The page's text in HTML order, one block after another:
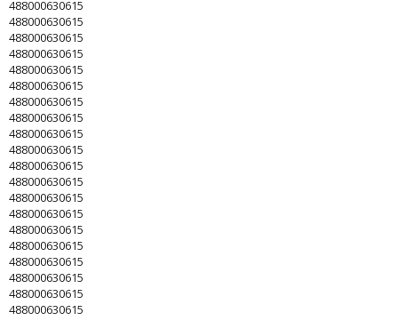
488000630615
488000630615
488000630615
488000630615
488000630615
488000630615
488000630615
488000630615
488000630615
488000630615
488000630615
488000630615
488000630615
488000630615
488000630615
488000630615
488000630615
488000630615
488000630615
488000630615